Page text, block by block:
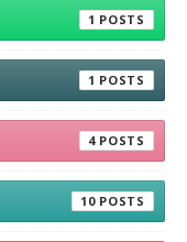
1
1
4
10